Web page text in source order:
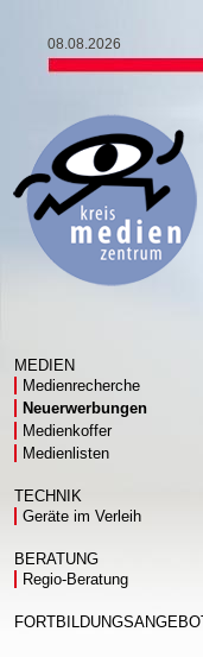
08.08.2026
MEDIEN
Medienrecherche
Neuerwerbungen
Medienkoffer
Medienlisten
TECHNIK
Geräte im Verleih
BERATUNG
Regio-Beratung
FORTBILDUNGSANGEBOT